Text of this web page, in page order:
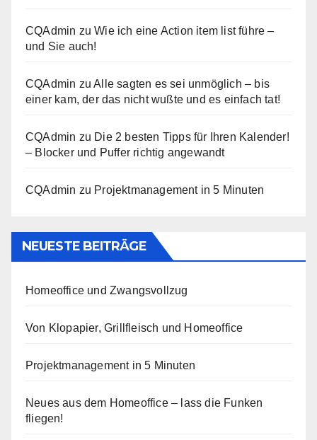
CQAdmin zuWie ich eine Action item list führe –
und Sie auch!
CQAdmin zuAlle sagten es sei unmöglich – bis
einer kam, der das nicht wußte und es einfach tat!
CQAdmin zu Die 2 besten Tipps für Ihren Kalender!
– Blocker und Puffer richtig angewandt
CQAdmin zu Projektmanagement in 5 Minuten
NEUESTE BEITRÄGE
Homeoffice und Zwangsvollzug
Von Klopapier, Grillfleisch und Homeoffice
Projektmanagement in 5 Minuten
Neues aus dem Homeoffice – lass die Funken
fliegen!